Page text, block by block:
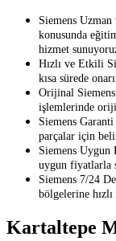
Siemens
konusunda
hizmet
Hızlı ve Etkili
kısa sürede
Orijinal
işlemlerinde
Siemens
parçalar için
Siemens
uygun fiyatlarla
Siemens 7/24
bölgelerine hızlı
Kartaltepe